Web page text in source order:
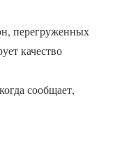
перегруженных
качество
сообщает,